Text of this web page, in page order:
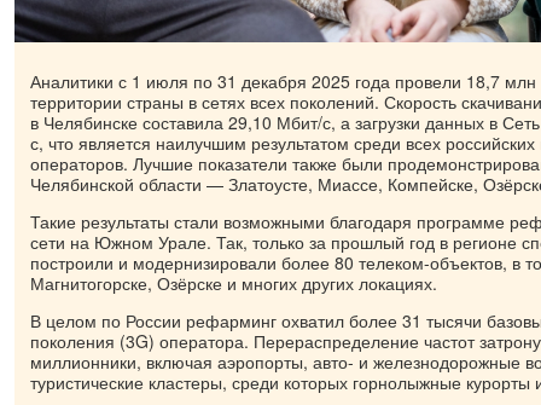
Аналитики с 1 июля по 31 декабря 2025 года провели 18,7
территории страны в сетях всех поколений. Скорость
в Челябинске составила 29,10 Мбит/с, а загрузки данных в
с, что является наилучшим результатом среди всех
операторов. Лучшие показатели также были
Челябинской области — Златоусте, Миассе, Компейске,
Такие результаты стали возможными благодаря программе
сети на Южном Урале. Так, только за прошлый год в регионе
построили и модернизировали более 80 телеком-объектов, в
Магнитогорске, Озёрске и многих других локациях.
В целом по России рефарминг охватил более 31 тысячи
поколения (3G) оператора. Перераспределение частот
миллионники, включая аэропорты, авто- и железнодорожные
туристические кластеры, среди которых горнолыжные курорты